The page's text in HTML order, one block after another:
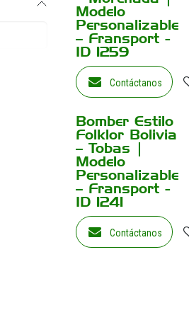
Modelo
Personalizable
– Fransport -
ID 1259
Contáctanos
¡Nuevo!
Bomber Estilo
Folklor Bolivia
– Tobas |
Modelo
Personalizable
– Fransport -
ID 1241
Contáctanos